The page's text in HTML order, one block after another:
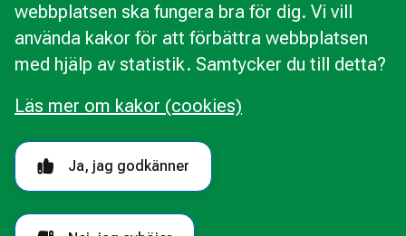
webbplatsen ska fungera bra för dig. Vi vill
använda kakor för att förbättra webbplatsen
med hjälp av statistik. Samtycker du till detta?
Ja, jag godkänner
Läs mer om kakor (cookies)
Om webbplatsen
Behandling av personuppgifter